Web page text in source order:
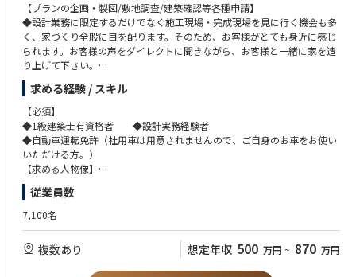
【プランの企画・製図/敷地調査/建築確認等各種申請】
◆設計業務に限定するだけでなく施工現場・完成現場を見に行く機会も多
く、家づくり全般に目を配ります。そのため、お客様がとても身近に感じ
られます。お客様の声をダイレクトに聞きながら、お客様と一緒に家を造
り上げて下さい。
◆お客様との建築計画の打ち合わせ、敷地調査、プラン作成、建築士法24
条に基づく重要事項説明、建築確認申請、工事監理など、設計業務全般を
行います。
求める経験 / スキル
【必須】
◆1級建築士有資格者 ◆設計実務経験者
◆自動車運転免許（社用車は用意されませんので、ご自身のお車をお使い
いただける方。）
【求める人物像】
◆厳しい建築業界で鍛えられたスキル・知識を活かし、スペシャリストと
して、即戦力として、また次世代のリーダーとして活躍して頂ける方
◆実務経験が少ない方でも、当社の理念に強く共感していただける、思い
◆知識や経験ももちろん大切ですが、一条の設計はお客様と接する機会も
多いため、お客様の気持ちを理解し、お客様の満足に喜びを感じていただ
ける方を歓迎します。
従業員数
7,100名
複数あり 想定年収 500 万円 ~ 870 万円